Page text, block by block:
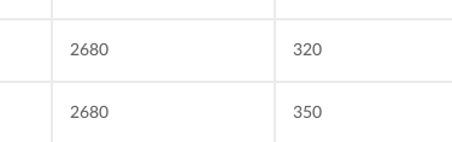
2680 320
2680 350